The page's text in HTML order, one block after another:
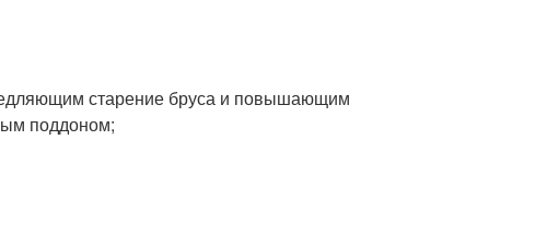
старение бруса и повышающим
поддоном;